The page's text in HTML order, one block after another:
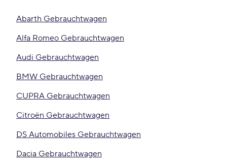
Abarth Gebrauchtwagen
Alfa Romeo Gebrauchtwagen
Audi Gebrauchtwagen
BMW Gebrauchtwagen
CUPRA Gebrauchtwagen
Citroën Gebrauchtwagen
DS Automobiles Gebrauchtwagen
Dacia Gebrauchtwagen